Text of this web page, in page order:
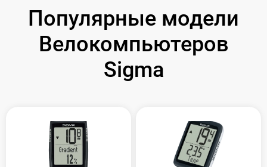
Популярные модели
Велокомпьютеров
Sigma